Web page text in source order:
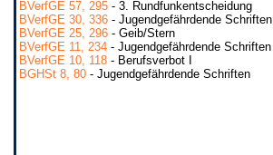
BVerfGE 57, 295 - 3. Rundfunkentscheidung
BVerfGE 30, 336 - Jugendgefährdende Schriften
BVerfGE 25, 296 - Geib/Stern
BVerfGE 11, 234 - Jugendgefährdende Schriften
BVerfGE 10, 118 - Berufsverbot I
BGHSt 8, 80 - Jugendgefährdende Schriften